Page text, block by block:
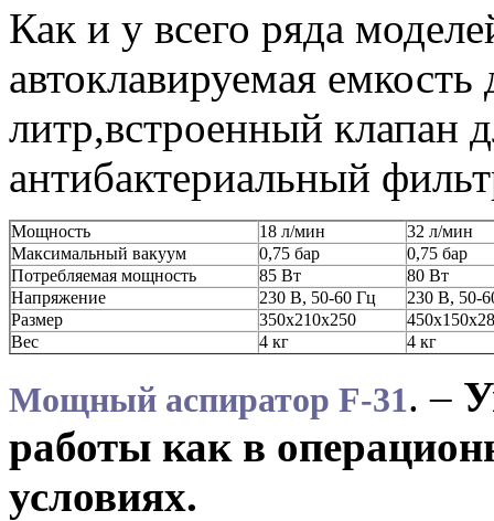
Как и у всего ряда
автоклавируемая
литр,встроенный клапан
антибактериальный
Мощность 18 л/мин
32 л/мин
Максимальный вакуум
0,75 бар
0,75 бар
Потребляемая мощность
85 Вт
80 Вт
Напряжение
230 В, 50-60 Гц
230 В, 50-
Размер
350х210х250
Вес
4 кг 4 кг
Мощный аспиратор F-31. –
работы как в
условиях.